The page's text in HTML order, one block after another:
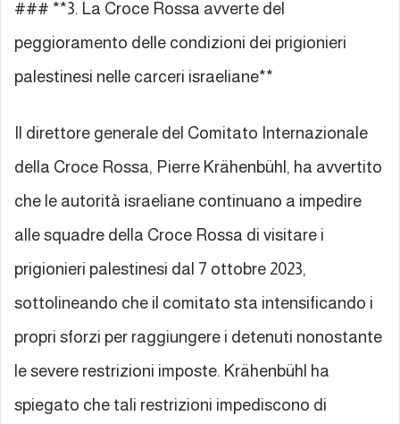
### **3. La Croce Rossa avverte del
peggioramento delle condizioni dei prigionieri
palestinesi nelle carceri israeliane**
Il direttore generale del Comitato Internazionale
della Croce Rossa, Pierre Krähenbühl, ha avvertito
che le autorità israeliane continuano a impedire
alle squadre della Croce Rossa di visitare i
prigionieri palestinesi dal 7 ottobre 2023,
sottolineando che il comitato sta intensificando i
propri sforzi per raggiungere i detenuti nonostante
le severe restrizioni imposte. Krähenbühl ha
spiegato che tali restrizioni impediscono di